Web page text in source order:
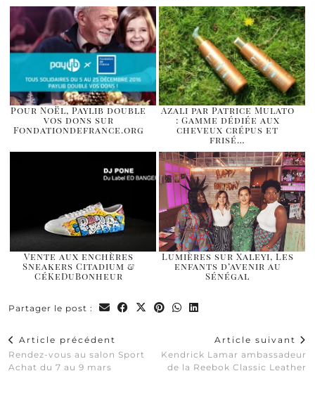
Pour Noël, Paylib double
vos dons sur
Fondationdefrance.org
Azali par Patrice Mulato
: Gamme dédiée aux
cheveux crépus et
frisé…
Vente aux enchères
Sneakers Citadium &
CéKeDuBonheur
Lumières sur Xaleyi, Les
enfants d’avenir au
Sénégal
Partager le post :
Article précédent
Rendez-vous au salon Sport
Achat du 7 au 9 mars
Article suivant
Kendrick Lamar ambassadeur
de la Reebok Classic Leather